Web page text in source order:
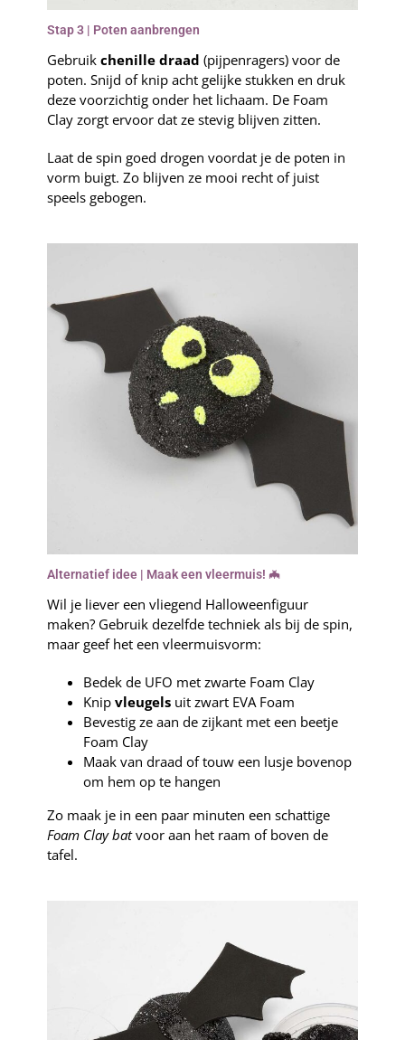
Stap 3 | Poten aanbrengen
Gebruikchenille draad (pijpenragers) voor de
poten. Snijd of knip acht gelijke stukken en druk
deze voorzichtig onder het lichaam. De Foam
Clay zorgt ervoor dat ze stevig blijven zitten.
Laat de spin goed drogen voordat je de poten in
vorm buigt. Zo blijven ze mooi recht of juist
speels gebogen.
Alternatief idee | Maak een vleermuis! 🦇
Wil je liever een vliegend Halloweenfiguur
maken? Gebruik dezelfde techniek als bij de spin,
maar geef het een vleermuisvorm:
Bedek de UFO met zwarte Foam Clay
Knipvleugels uit zwart EVA Foam
Bevestig ze aan de zijkant met een beetje
Foam Clay
Maak van draad of touw een lusje bovenop
om hem op te hangen
Zo maak je in een paar minuten een schattige
Foam Clay batvoor aan het raam of boven de
tafel.